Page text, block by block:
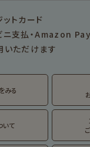
商品を見る スタン
サンリオキャラクタ
ーズ
おやつパーティ
トコロコムギ
カルビーレトロ
見る 結々
ットカード
ニ支払・Amazon
いただけます
みる
いて